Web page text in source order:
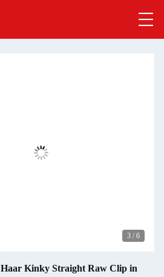
3 / 6
Haar Kinky Straight Raw Clip in